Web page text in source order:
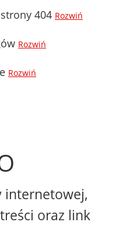
404 Rozwiń
Rozwiń
Rozwiń
internetowej,
oraz link